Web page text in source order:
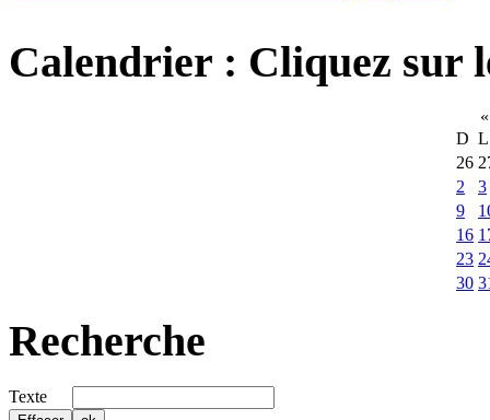
Calendrier : Cliquez sur
«
D L
26
2
3
9
16
23
30
Recherche
Texte